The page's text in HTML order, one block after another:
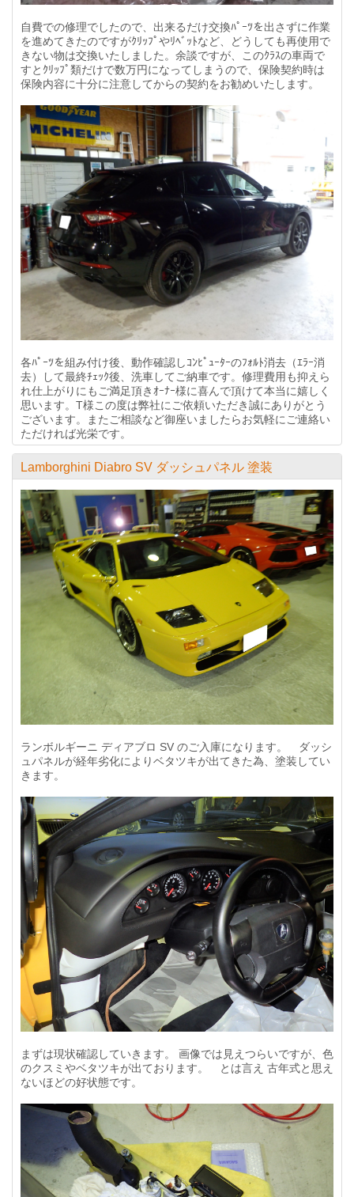
自費での修理でしたので、出来るだけ交換ﾊﾟｰﾂを出さずに作業
を進めてきたのですがｸﾘｯﾌﾟやﾘﾍﾞｯﾄなど、どうしても再使用で
きない物は交換いたしました。余談ですが、このｸﾗｽの車両で
すとｸﾘｯﾌﾟ類だけで数万円になってしまうので、保険契約時は
保険内容に十分に注意してからの契約をお勧めいたします。
各ﾊﾟｰﾂを組み付け後、動作確認しｺﾝﾋﾟｭｰﾀｰのﾌｫﾙﾄ消去（ｴﾗｰ消
去）して最終ﾁｪｯｸ後、洗車してご納車です。修理費用も抑えら
れ仕上がりにもご満足頂きｵｰﾅｰ様に喜んで頂けて本当に嬉しく
思います。T様この度は弊社にご依頼いただき誠にありがとう
ございます。またご相談など御座いましたらお気軽にご連絡い
ただければ光栄です。
Lamborghini Diabro SV ダッシュパネル 塗装
ランボルギーニ ディアブロ SV のご入庫になります。 ダッシ
ュパネルが経年劣化によりベタツキが出てきた為、塗装してい
きます。
まずは現状確認していきます。 画像では見えつらいですが、色
のクスミやベタツキが出ております。 とは言え 古年式と思え
ないほどの好状態です。